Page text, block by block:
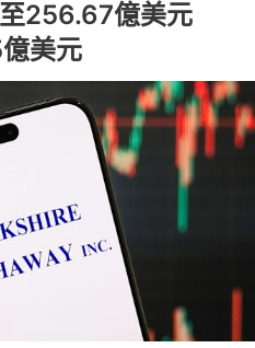
256.67億美元
美元